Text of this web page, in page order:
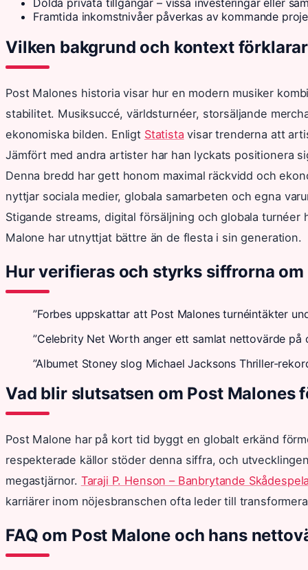
Framtida inkomstnivåer påverkas av kommande
Vilken bakgrund och kontext
Post Malones historia visar hur en modern musiker
stabilitet. Musiksuccé, världsturnéer, storsäljande
ekonomiska bilden. Enligt Statista visar trenderna att
Jämfört med andra artister har han lyckats positionera
Denna bredd har gett honom maximal räckvidd och
nyttjar sociala medier, globala samarbeten och egna
Stigande streams, digital försäljning och globala
Malone har utnyttjat bättre än de flesta i sin generation.
Hur verifieras och styrks siffrorna
”Forbes uppskattar att Post Malones turnéintäkter
”Celebrity Net Worth anger ett samlat nettovärde
”Albumet Stoney slog Michael Jacksons Thriller-
Vad blir slutsatsen om Post Malones
Post Malone har på kort tid byggt en globalt erkänd
respekterade källor stöder denna siffra, och
megastjärnor. Taraji P. Henson – Banbrytande
karriärer inom nöjesbranschen ofta leder till
FAQ om Post Malone och hans